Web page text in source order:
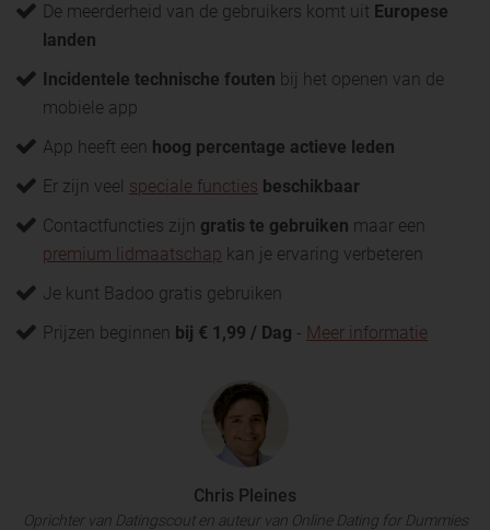
De meerderheid van de gebruikers komt uit Europese
landen
Incidentele technische fouten bij het openen van de
mobiele app
App heeft een hoog percentage actieve leden
Er zijn veel speciale functies beschikbaar
Contactfuncties zijn gratis te gebruiken maar een
premium lidmaatschap kan je ervaring verbeteren
Je kunt Badoo gratis gebruiken
Prijzen beginnen bij € 1,99 / Dag - Meer informatie
Chris Pleines
Oprichter van Datingscout en auteur van Online Dating for Dummies